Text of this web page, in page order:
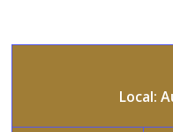
Local: